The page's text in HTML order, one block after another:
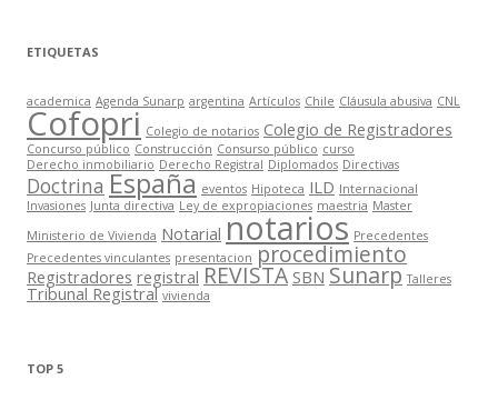
ETIQUETAS
academica Agenda Sunarp argentina Artículos Chile Cláusula abusiva CNL
Cofopri Colegio de notarios Colegio de Registradores
Concurso público Construcción Consurso público curso
Derecho inmobiliario Derecho Registral Diplomados Directivas
Doctrina España eventos Hipoteca ILD Internacional
Invasiones Junta directiva Ley de expropiaciones maestria Master
Ministerio de Vivienda Notarial notarios Precedentes
Precedentes vinculantes presentacion procedimiento
Registradores registral REVISTA SBN Sunarp Talleres
Tribunal Registral vivienda
TOP 5